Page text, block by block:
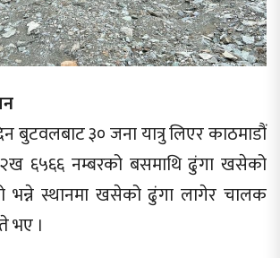
बुटवलबाट ३० जना यात्रु लिएर काठमाडौं
६५६६ नम्बरको बसमाथि ढुंगा खसेको
भन्ने स्थानमा खसेको ढुंगा लागेर चालक
भए ।